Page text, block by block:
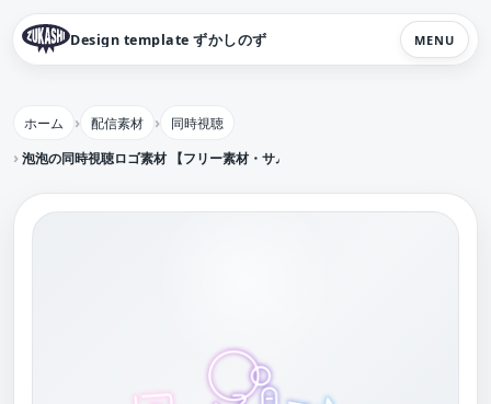
Design template ずかしのず MENU
ホーム 配信素材
同時視聴
泡泡の同時視聴ロゴ素材 【フリー素材・サムネ素材】